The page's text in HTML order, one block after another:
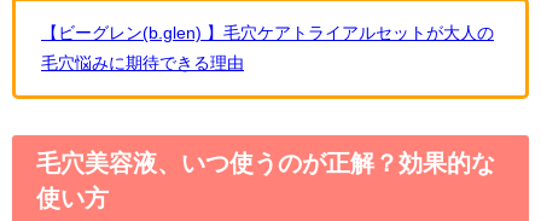
【ビーグレン(b.glen) 】毛穴ケアトライアルセットが大人の
毛穴悩みに期待できる理由
毛穴美容液、いつ使うのが正解？効果的な
使い方